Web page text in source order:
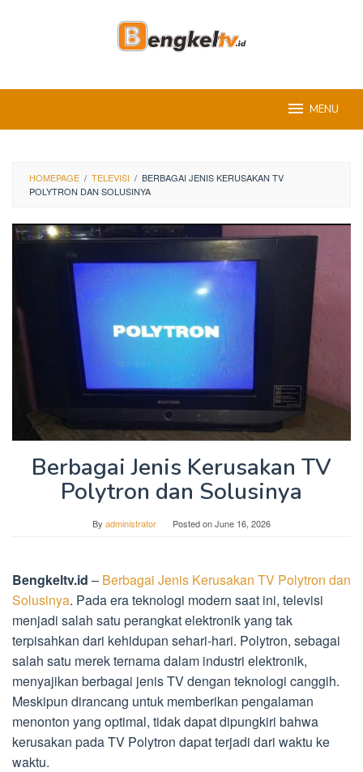
MENU
HOMEPAGE / TELEVISI / BERBAGAI JENIS KERUSAKAN TV
POLYTRON DAN SOLUSINYA
Berbagai Jenis Kerusakan TV
Polytron dan Solusinya
By administrator Posted onJune 16, 2026
Bengkeltv.id – Berbagai Jenis Kerusakan TV Polytron dan
Solusinya. Pada era teknologi modern saat ini, televisi
menjadi salah satu perangkat elektronik yang tak
terpisahkan dari kehidupan sehari-hari. Polytron, sebagai
salah satu merek ternama dalam industri elektronik,
menyajikan berbagai jenis TV dengan teknologi canggih.
Meskipun dirancang untuk memberikan pengalaman
menonton yang optimal, tidak dapat dipungkiri bahwa
kerusakan pada TV Polytron dapat terjadi dari waktu ke
waktu.